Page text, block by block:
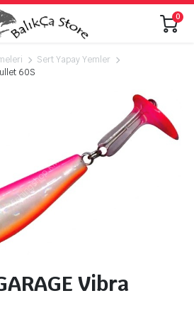
0
Sert Yapay Yemler
60S
Vibra